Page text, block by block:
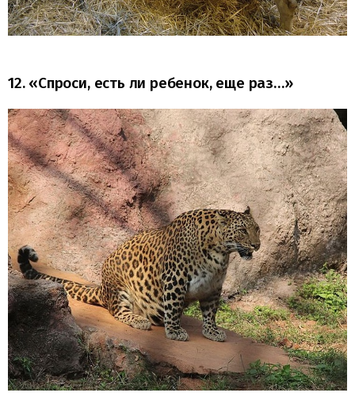
12. «Спроси, есть ли ребенок, еще раз…»